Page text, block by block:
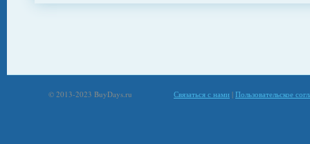
© 2013-2023 BuyDays.ru Связаться с нами | Пользовательское